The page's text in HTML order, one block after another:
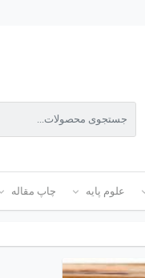
علوم پایه چاپ مقاله